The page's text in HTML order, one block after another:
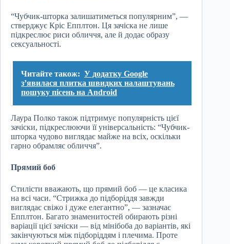
“Чубчик-шторка залишатиметься популярним”, —
стверджує Кріс Епплтон. Ця зачіска не лише
підкреслює риси обличчя, але й додає образу
сексуальності.
Читайте також: У додатку Google
з’явилася плитка швидких налаштувань
пошуку пісень на Android
Лаура Полко також підтримує популярність цієї
зачіски, підкреслюючи її універсальність: “Чубчик-
шторка чудово виглядає майже на всіх, оскільки
гарно обрамляє обличчя”.
Прямий боб
Стилісти вважають, що прямий боб — це класика
на всі часи. “Стрижка до підборіддя завжди
виглядає свіжо і дуже елегантно”, — зазначає
Епплтон. Багато знаменитостей обирають різні
варіації цієї зачіски — від мінібоба до варіантів, які
закінчуються між підборіддям і плечима. Проте